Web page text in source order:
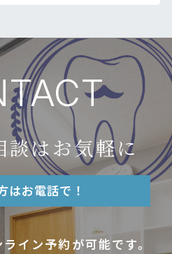
談はお気軽に
はお電話で！
イン予約が可能です。